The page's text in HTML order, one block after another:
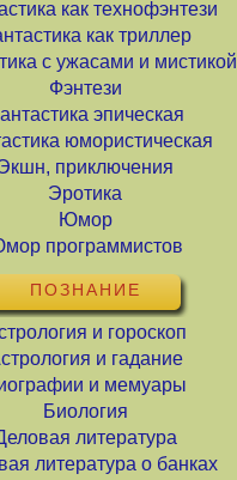
как технофэнтези
как триллер
с ужасами и мистикой
Фэнтези
эпическая
юмористическая
приключения
Эротика
Юмор
программистов
ПОЗНАНИЕ
и гороскоп
и гадание
и мемуары
Биология
литература
литература о банках